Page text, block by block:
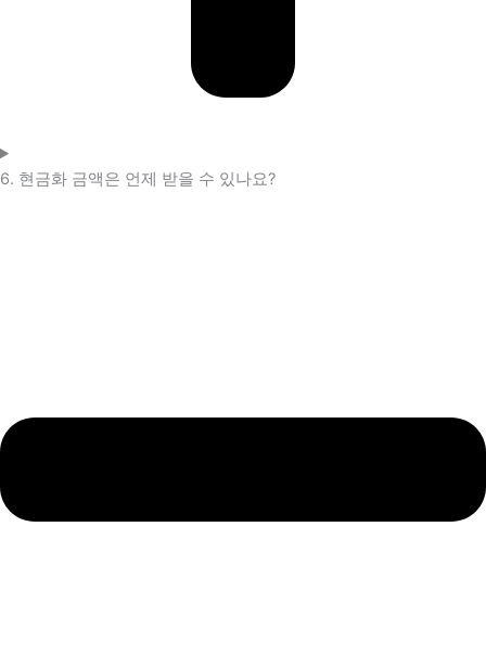
6. 현금화 금액은 언제 받을 수 있나요?